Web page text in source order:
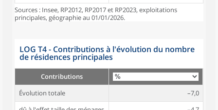
Sources : Insee, RP2012, RP2017 et RP2023, exploitations
principales, géographie au 01/01/2026.
LOG T4 - Contributions à l'évolution du nombre
de résidences principales
Contributions
Évolution totale
–7,0